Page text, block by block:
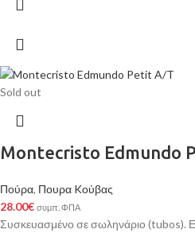
Sold out
Montecristo Edmundo
Πούρα, Πουρα Kούβας
28.00€ συμπ. ΦΠΑ
Συσκευασμένο σε σωληνάριο (tubos).